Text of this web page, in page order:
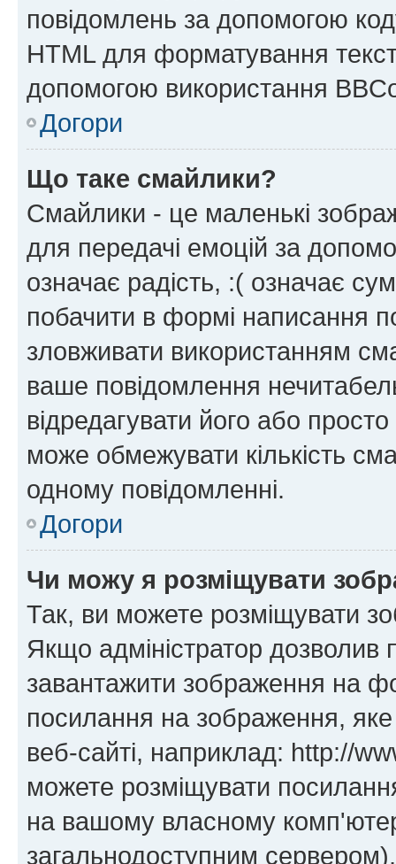
повідомлень за допомогою
HTML для форматування
допомогою використання
Догори
Що таке смайлики?
Смайлики - це маленькі
для передачі емоцій за
означає радість, :( означає
побачити в формі написання
зловживати використанням
ваше повідомлення
відредагувати його або
може обмежувати кількість
одному повідомленні.
Догори
Чи можу я розміщувати
Так, ви можете розміщувати
Якщо адміністратор
завантажити зображення на
посилання на зображення, яке
веб-сайті, наприклад: http://
можете розміщувати
на вашому власному
загальнодоступним